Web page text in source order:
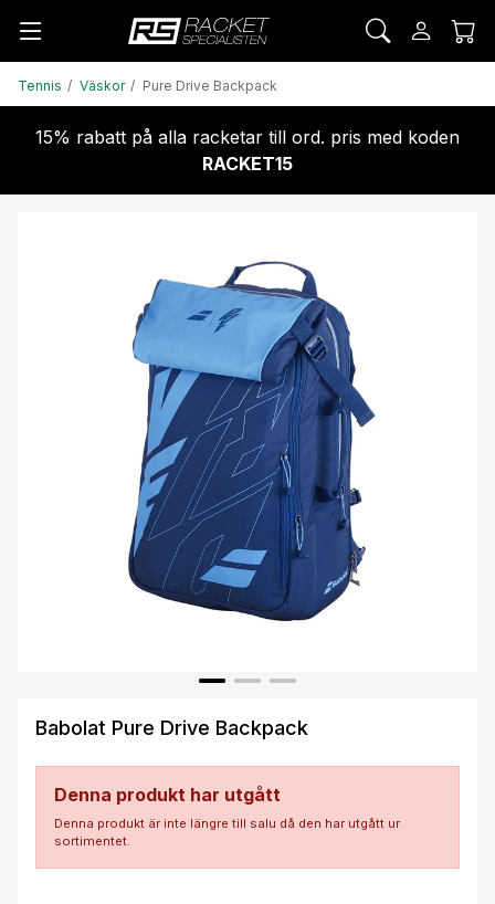
Tennis Väskor Pure Drive Backpack
15% rabatt på alla racketar till ord. pris med koden
RACKET15
Babolat Pure Drive Backpack
Denna produkt har utgått
Denna produkt är inte längre till salu då den har utgått ur
sortimentet.